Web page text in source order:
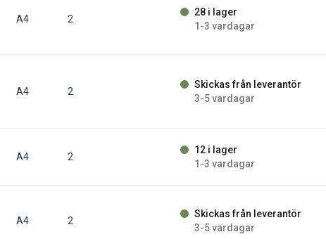
A4 2
28 i lager
1-3 vardagar
A4 2
Skickas från leverantör
3-5 vardagar
A4 2
12 i lager
1-3 vardagar
A4 2
Skickas från leverantör
3-5 vardagar